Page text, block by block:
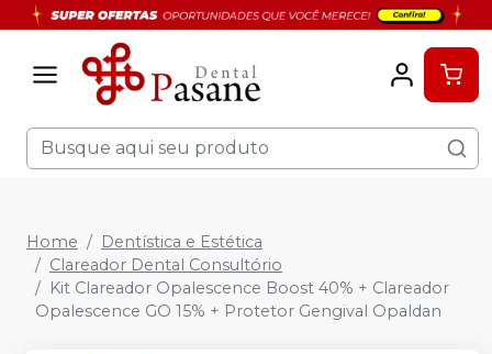
Home
Dentística e Estética
Clareador Dental Consultório
Kit Clareador Opalescence Boost 40% + Clareador
Opalescence GO 15% + Protetor Gengival Opaldan